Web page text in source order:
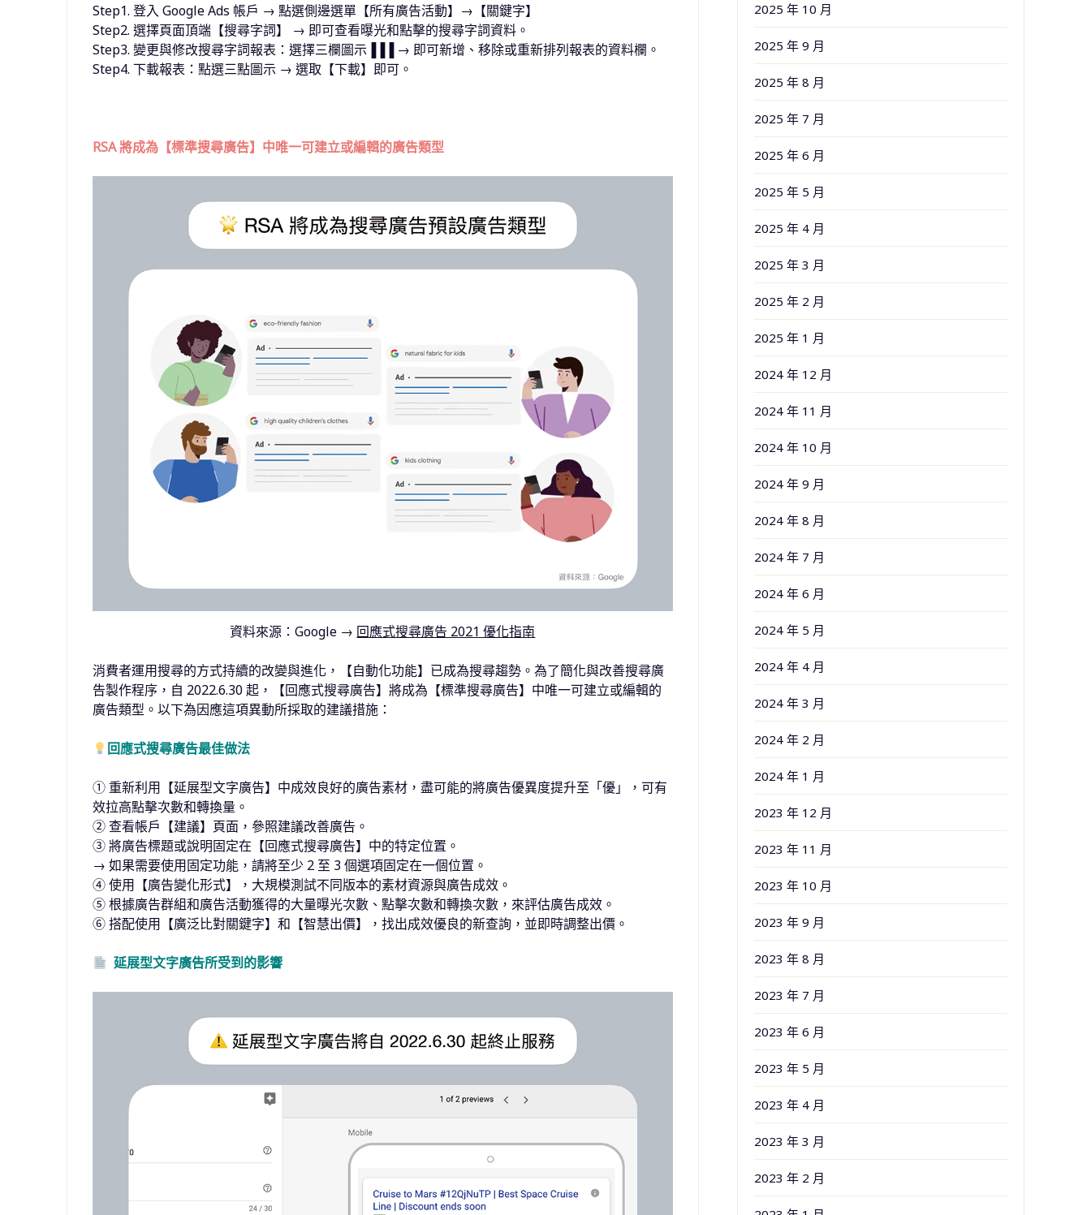
Step1. 登入 Google Ads 帳戶 → 點選側邊選單【所有廣告活動】→【關鍵字】
Step2. 選擇頁面頂端【搜尋字詞】 → 即可查看曝光和點擊的搜尋字詞資料。
Step3. 變更與修改搜尋字詞報表：選擇三欄圖示▐▐▐ → 即可新增、移除或重新排列報表的資料欄。
Step4. 下載報表：點選三點圖示 → 選取【下載】即可。
RSA 將成為【標準搜尋廣告】中唯一可建立或編輯的廣告類型
資料來源：Google → 回應式搜尋廣告 2021 優化指南
消費者運用搜尋的方式持續的改變與進化，【自動化功能】已成為搜尋趨勢。為了簡化與改善搜尋廣
告製作程序，自 2022.6.30 起，【回應式搜尋廣告】將成為【標準搜尋廣告】中唯一可建立或編輯的
廣告類型。以下為因應這項異動所採取的建議措施：
回應式搜尋廣告最佳做法
① 重新利用【延展型文字廣告】中成效良好的廣告素材，盡可能的將廣告優異度提升至「優」，可有
效拉高點擊次數和轉換量。
② 查看帳戶【建議】頁面，參照建議改善廣告。
③ 將廣告標題或說明固定在【回應式搜尋廣告】中的特定位置。
→ 如果需要使用固定功能，請將至少 2 至 3 個選項固定在一個位置。
④ 使用【廣告變化形式】，大規模測試不同版本的素材資源與廣告成效。
⑤ 根據廣告群組和廣告活動獲得的大量曝光次數、點擊次數和轉換次數，來評估廣告成效。
⑥ 搭配使用【廣泛比對關鍵字】和【智慧出價】，找出成效優良的新查詢，並即時調整出價。
延展型文字廣告所受到的影響
2025 年 10 月
2025 年 9 月
2025 年 8 月
2025 年 7 月
2025 年 6 月
2025 年 5 月
2025 年 4 月
2025 年 3 月
2025 年 2 月
2025 年 1 月
2024 年 12 月
2024 年 11 月
2024 年 10 月
2024 年 9 月
2024 年 8 月
2024 年 7 月
2024 年 6 月
2024 年 5 月
2024 年 4 月
2024 年 3 月
2024 年 2 月
2024 年 1 月
2023 年 12 月
2023 年 11 月
2023 年 10 月
2023 年 9 月
2023 年 8 月
2023 年 7 月
2023 年 6 月
2023 年 5 月
2023 年 4 月
2023 年 3 月
2023 年 2 月